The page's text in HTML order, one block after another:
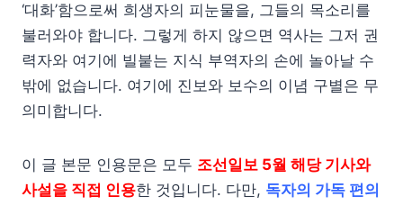
‘대화’함으로써 희생자의 피눈물을, 그들의 목소리를
불러와야 합니다. 그렇게 하지 않으면 역사는 그저 권
력자와 여기에 빌붙는 지식 부역자의 손에 놀아날 수
밖에 없습니다. 여기에 진보와 보수의 이념 구별은 무
의미합니다.
이 글 본문 인용문은 모두 조선일보 5월 해당 기사와
사설을 직접 인용한 것입니다. 다만, 독자의 가독 편의